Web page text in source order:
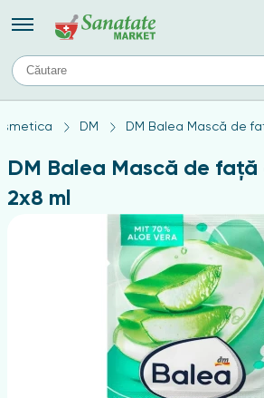
Назад
TIPURI DE TEN
Produse pentru ten
Ten problematic
Produse pentru ten
DM DM Balea Mască de
DM Balea Mască de
2x8 ml